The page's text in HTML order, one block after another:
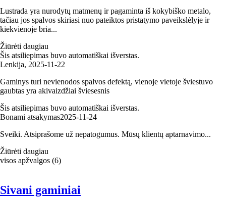
Lustrada yra nurodytų matmenų ir pagaminta iš kokybiško metalo,
tačiau jos spalvos skiriasi nuo pateiktos pristatymo paveikslėlyje ir
kiekvienoje bria...
Žiūrėti daugiau
Šis atsiliepimas buvo automatiškai išverstas.
Lenkija, 2025‑11‑22
Gaminys turi nevienodos spalvos defektą, vienoje vietoje šviestuvo
gaubtas yra akivaizdžiai šviesesnis
Šis atsiliepimas buvo automatiškai išverstas.
Bonami atsakymas2025‑11‑24
Sveiki. Atsiprašome už nepatogumus. Mūsų klientų aptarnavimo...
Žiūrėti daugiau
visos apžvalgos (6)
Sivani gaminiai